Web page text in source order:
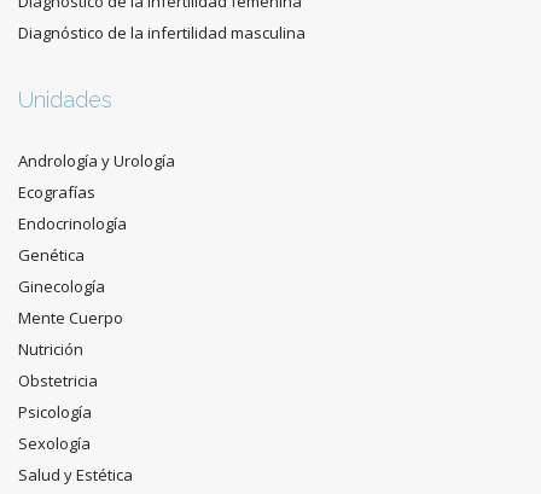
Diagnóstico de la infertilidad masculina
Unidades
Andrología y Urología
Ecografías
Endocrinología
Genética
Ginecología
Mente Cuerpo
Nutrición
Obstetricia
Psicología
Sexología
Salud y Estética